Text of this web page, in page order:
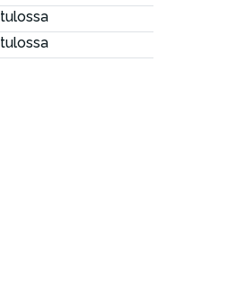
tulossa
tulossa